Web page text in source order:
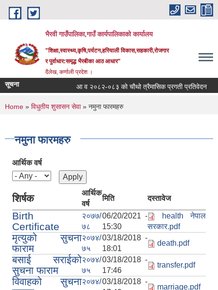
Skip to main content
भैरवी गाउँपालिका,गाउँ कार्यपालिकाको कार्यालय
"शिक्षा,स्वास्थ्य,कृषि,पर्यटन,हरियाली विकास,सहकारी,रोजगार
र पुर्वाधार:समृद्ध भैरबीका आठ आधार"
दैलेख, कर्णाली प्रदेश ।
सूचना आ व २०८२-०८३ को चौथो त्रैमासिक प्रगती प्रतिवेदन
You are here
Home » विधुतीय शुसासन सेवा» नमुना फारमहरु
नमुना फारमहरु
आर्थिक वर्ष
शिर्षक
आर्थिक
वर्ष
मिति दस्तावेज
Birth
Certificate
२०७७/
७८
06/20/2021 -
15:30
health नेपाल
सरकार.pdf
मृत्युको सुचना
फाराम
२०७४/
७५
03/18/2018 -
18:01
death.pdf
बसाई सराईको
सुचना फाराम
२०७४/
७५
03/18/2018 -
17:46
transfer.pdf
विवाहको सुचना२०७४/03/18/2018 -
marriage.pdf